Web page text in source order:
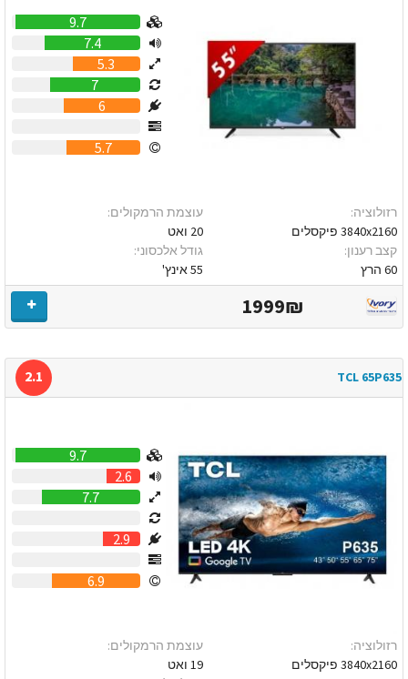
9.7
7.4
5.3
7
6
5.7
רזולוציה:
3840x2160 פיקסלים
קצב רענון:
60 הרץ
עוצמת הרמקולים:
20 ואט
גודל אלכסוני:
55 אינץ'
1999₪
TCL 65P635
2.1
9.7
2.6
7.7
2.9
6.9
רזולוציה:
3840x2160 פיקסלים
עוצמת הרמקולים:
19 ואט